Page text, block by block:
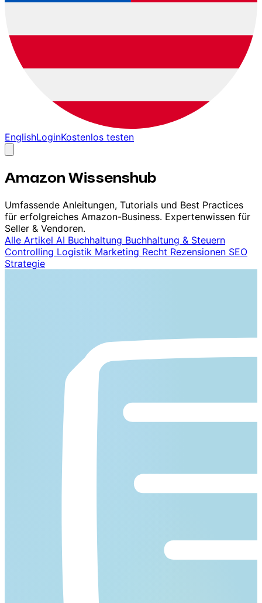
EnglishLoginKostenlos testen
Amazon Wissenshub
Umfassende Anleitungen, Tutorials und Best Practices
für erfolgreiches Amazon-Business. Expertenwissen für
Seller & Vendoren.
Alle Artikel AI Buchhaltung Buchhaltung & Steuern
Controlling Logistik Marketing Recht Rezensionen SEO
Strategie